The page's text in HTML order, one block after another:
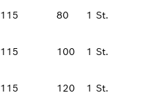
115 80 1 St.
115 100 1 St.
115 120 1 St.